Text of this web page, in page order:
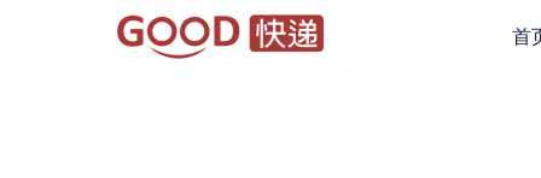
首